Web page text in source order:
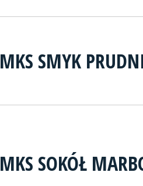
MKS SMYK
MKS SOKÓŁ